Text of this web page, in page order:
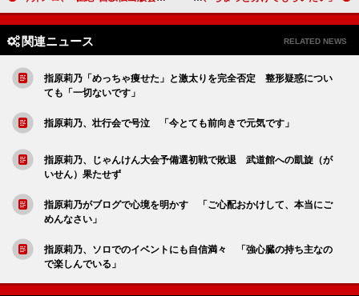
関連ニュース RELATED NEWS
指原莉乃「めっちゃ痩せた」と激太りを完全否定 整形疑惑につい
ても「一切ないです」
指原莉乃、壮行会で号泣 「今とても前向きで元気です」
指原莉乃、じゃんけん大会予備選初戦で敗退 武道館への凱旋（が
いせん）果たせず
指原莉乃がブログで心境を明かす 「ご心配おかけして、本当にご
めんなさい」
指原莉乃、ソロでのイベントにも自信満々 「強心臓の持ち主なの
で楽しんでいる」